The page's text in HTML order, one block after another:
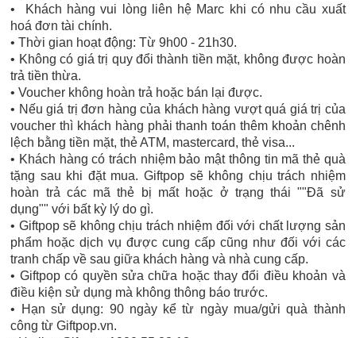
• Khách hàng vui lòng liên hệ Marc khi có nhu cầu xuất
hoá đơn tài chính.
• Thời gian hoạt động: Từ 9h00 - 21h30.
• Không có giá trị quy đổi thành tiền mặt, không được hoàn
trả tiền thừa.
• Voucher không hoàn trả hoặc bán lại được.
• Nếu giá trị đơn hàng của khách hàng vượt quá giá trị của
voucher thì khách hàng phải thanh toán thêm khoản chênh
lệch bằng tiền mặt, thẻ ATM, mastercard, thẻ visa...
• Khách hàng có trách nhiệm bảo mật thông tin mã thẻ quà
tặng sau khi đặt mua. Giftpop sẽ không chịu trách nhiệm
hoàn trả các mã thẻ bị mất hoặc ở trạng thái ""Đã sử
dụng"" với bất kỳ lý do gì.
• Giftpop sẽ không chịu trách nhiệm đối với chất lượng sản
phẩm hoặc dịch vụ được cung cấp cũng như đối với các
tranh chấp về sau giữa khách hàng và nhà cung cấp.
• Giftpop có quyền sửa chữa hoặc thay đổi điều khoản và
điều kiện sử dụng mà không thông báo trước.
• Hạn sử dụng: 90 ngày kể từ ngày mua/gửi quà thành
công từ Giftpop.vn.